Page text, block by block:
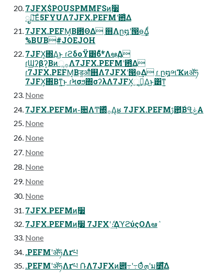
7JFX$POUSPMMFSͷ࣮૷
ೖྗ͞Εͨ5FYUΛ7JFX.PEFMʹ఻͑Δ
7JFX.PEFM͔Β఻ΘΔ ஋Λը໘ʹ൓ө͢Δ͚ͩ
%BUB#JOEJOH
7JFX͕΍Δ͜ͱ ɾϩδοΫ͸࣋ͨͣͨͩ6*Λఆٛ͢Δ
ɾϢʔβʔ͔Βͷૢ࡞Λ7JFX.PEFMʹ఻͑Δ
ɾ7JFX.PEFM͔Βड͚औͬͨ஋Λ7JFXʹ൓ө͢Δ ɾ ը໘ભҠͷॲཧ
7JFX͕΍Βͳ͍͜ͱ ɾϞσϧ΍σʔλΛ7JFX͕ૢ࡞͢Δ͜ͱ͸ͳ͍
None
7JFX.PEFMͷ֊૚ΛͲ͏΍ͬͯ࡞Δ͔ʁ 7JFX.PEFMࢹ఺͔Βݟͯߟ͑Α͏
None
None
None
None
None
None
7JFX.PEFMͷ࣮૷
7JFX.PEFMͷ࣮૷ 7JFXʹެ։͢ΔϓϩύςΟΛఆٛ
None
.PEFMʹॲཧΛґཔ
.PEFMʹॲཧΛґཔ ݁ՌΛ7JFXͷ౎߹ʹ߹Θͤͨܗʹม׵ͯ͋͛͠Δ